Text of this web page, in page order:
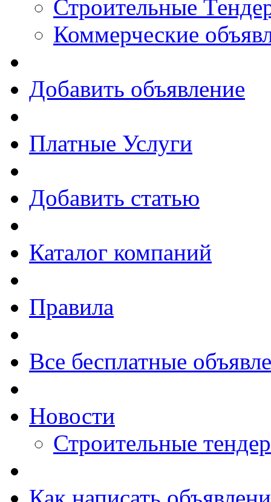
Строительные
Коммерческие
Добавить объявление
Платные Услуги
Добавить статью
Каталог компаний
Правила
Все бесплатные
Новости
Строительные